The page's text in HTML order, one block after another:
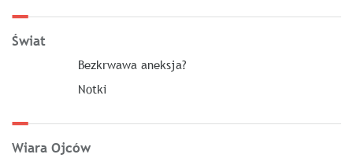
Świat
Bezkrwawa aneksja?
Notki
Wiara Ojców